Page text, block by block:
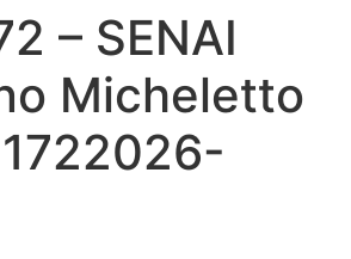
– SENAI
Micheletto